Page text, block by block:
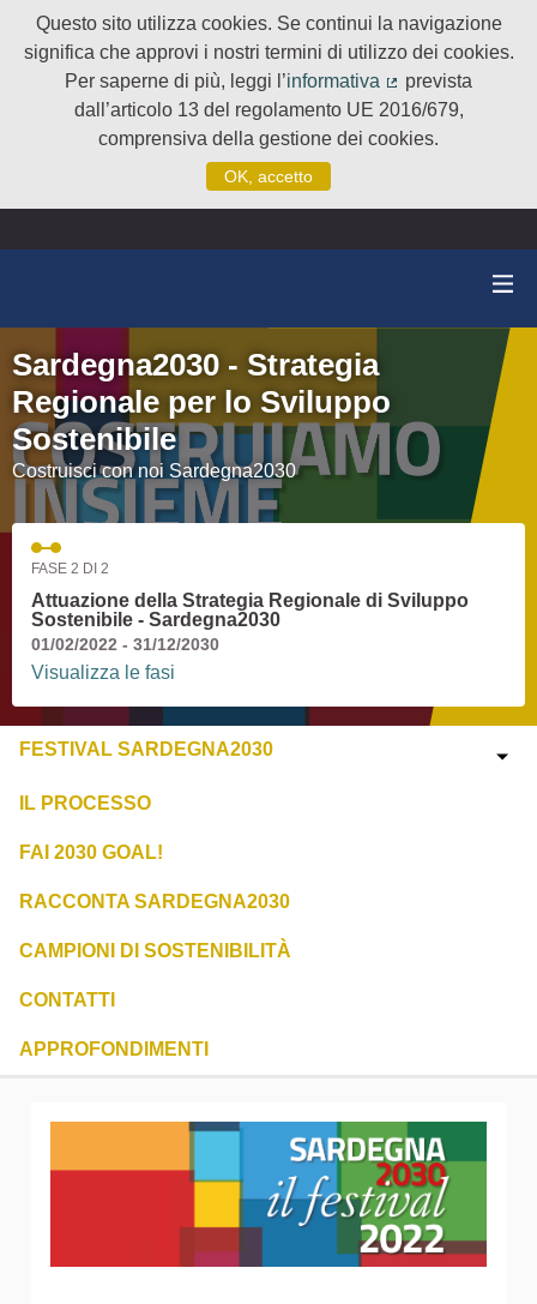
Questo sito utilizza cookies. Se continui la navigazione
significa che approvi i nostri termini di utilizzo dei cookies.
Per saperne di più, leggi l’informativa
(Collegamento
prevista
dall’articolo 13 del regolamento UE 2016/679,
comprensiva della gestione dei cookies.
OK, accetto
Sardegna2030 - Strategia
Regionale per lo Sviluppo
Sostenibile
Costruisci con noi Sardegna2030
FASE 2 DI 2
Attuazione della Strategia Regionale di Sviluppo
Sostenibile - Sardegna2030
01/02/2022 - 31/12/2030
Visualizza le fasi
FESTIVAL SARDEGNA2030
IL PROCESSO
FAI 2030 GOAL!
RACCONTA SARDEGNA2030
CAMPIONI DI SOSTENIBILITÀ
CONTATTI
APPROFONDIMENTI